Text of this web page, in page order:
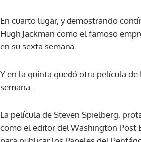
En cuarto lugar, y demostrando
Hugh Jackman como el famoso
en su sexta semana.
Y en la quinta quedó otra película
semana.
La película de Steven Spielberg,
como el editor del Washington Post